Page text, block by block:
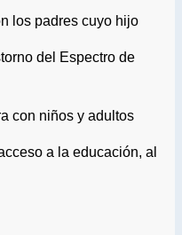
los padres cuyo hijo
del Espectro de
con niños y adultos
a la educación, al